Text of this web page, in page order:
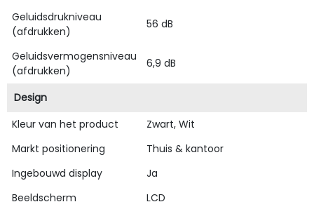
Geluidsdrukniveau
(afdrukken)
56 dB
Geluidsvermogensniveau
(afdrukken)
6,9 dB
Design
Kleur van het product
Zwart, Wit
Markt positionering
Thuis & kantoor
Ingebouwd display
Ja
Beeldscherm
LCD